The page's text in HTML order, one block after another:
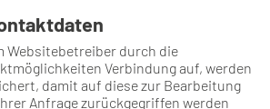
Websitebetreiber durch die
Verbindung auf, werden
damit auf diese zur Bearbeitung
Anfrage zurückgegriffen werden